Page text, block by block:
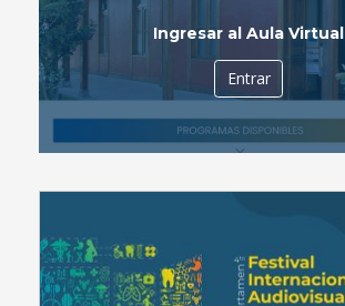
Ingresar al Aula Virtual
Entrar